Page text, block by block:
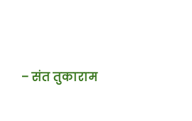
– संत तुकाराम